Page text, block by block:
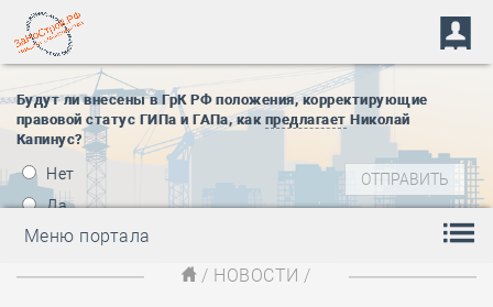
Будут ли внесены в ГрК РФ положения, корректирующие
правовой статус ГИПа и ГАПа, как предлагает Николай
Капинус?
Нет
Да
Меню портала
/ НОВОСТИ /